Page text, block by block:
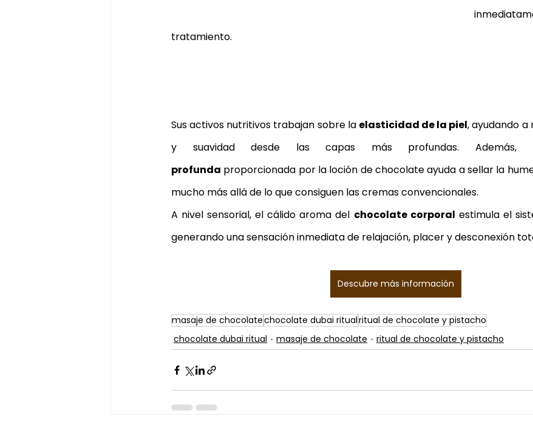
tratamiento.
Sus activos nutritivos trabajan sobre la elasticidad de la piel, ayudando a
y suavidad desde las capas más profundas.
profunda proporcionada por la loción de chocolate ayuda a sellar la
mucho más allá de lo que consiguen las cremas convencionales.
A nivel sensorial, el cálido aroma del chocolate corporal estimula el
generando una sensación inmediata de relajación, placer y desconexión
Descubre más información
masaje de chocolatechocolate dubai ritualritual de chocolate y pistacho
chocolate dubai ritual
masaje de chocolate ritual de chocolate y pistacho